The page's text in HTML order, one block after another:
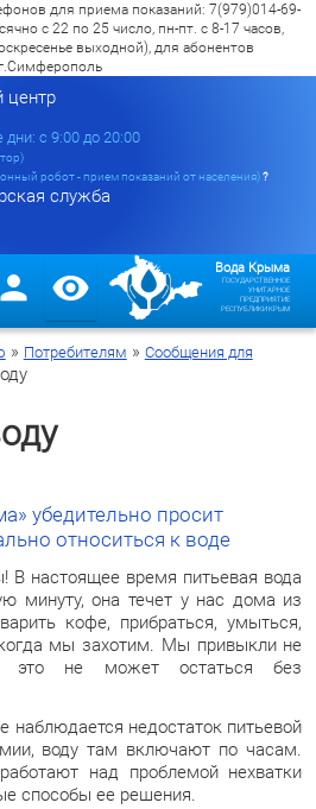
для приема показаний: 7(979)014-69-
с 22 по 25 число, пн-пт. с 8-17 часов,
выходной), для абонентов
г.Симферополь
центр
с 9:00 до 20:00
робот - прием показаний от населения)?
служба
Вода Крыма
ГОСУДАРСТВЕННОЕ
УНИТАРНОЕ
ПРЕДПРИЯТИЕ
РЕСПУБЛИКИ КРЫМ
» Потребителям » Сообщения для
убедительно просит
относиться к воде
В настоящее время питьевая вода
минуту, она течет у нас дома из
кофе, прибраться, умыться,
мы захотим. Мы привыкли не
это не может остаться без
наблюдается недостаток питьевой
воду там включают по часам.
над проблемой нехватки
способы ее решения.